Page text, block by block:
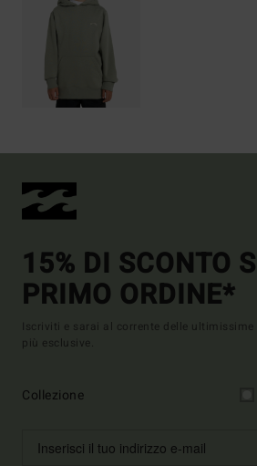
15% DI SCONTO
PRIMO ORDINE*
Iscriviti e sarai al corrente delle
più esclusive.
Collezione